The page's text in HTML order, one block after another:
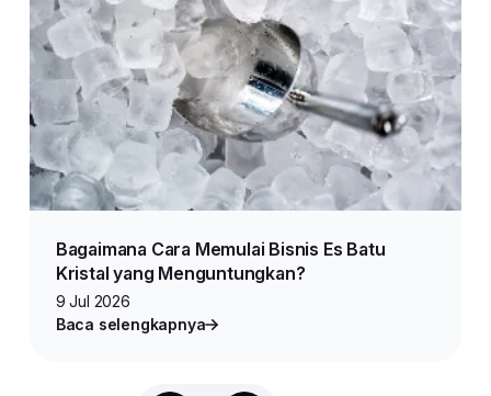
Bagaimana Cara Memulai Bisnis Es Batu
Kristal yang Menguntungkan?
9 Jul 2026
Baca selengkapnya